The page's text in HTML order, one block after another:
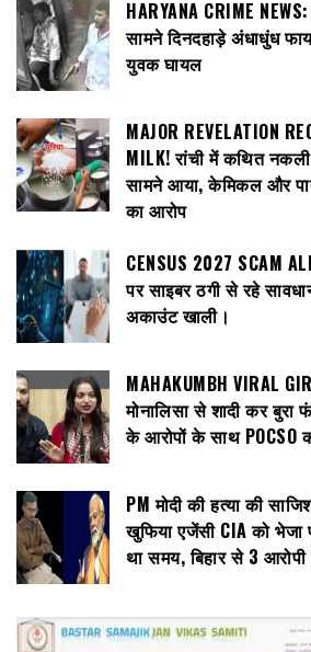
HARYANA CRIME
सामने दिनदहाड़े अंधाधुंध
युवक घायल
MAJOR REVELATION
MILK! रांची में कथित
सामने आया, केमिकल और
का आरोप
CENSUS 2027 SCAM
पर साइबर ठगी से रहे
अकाउंट खाली।
MAHAKUMBH VIRAL
मोनालिसा से शादी कर बुरा
के आरोपों के साथ POCSO
PM मोदी की हत्या की
खुफिया एजेंसी CIA को भेजा
था समय, बिहार से 3 आरोपी